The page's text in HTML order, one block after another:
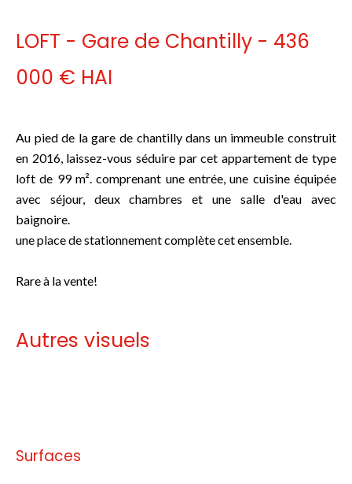
LOFT - Gare de Chantilly - 436
000 € HAI
Au pied de la gare de chantilly dans un immeuble construit
en 2016, laissez-vous séduire par cet appartement de type
loft de 99 m². comprenant une entrée, une cuisine équipée
avec séjour, deux chambres et une salle d'eau avec
baignoire.
une place de stationnement complète cet ensemble.
Rare à la vente!
Autres visuels
Surfaces